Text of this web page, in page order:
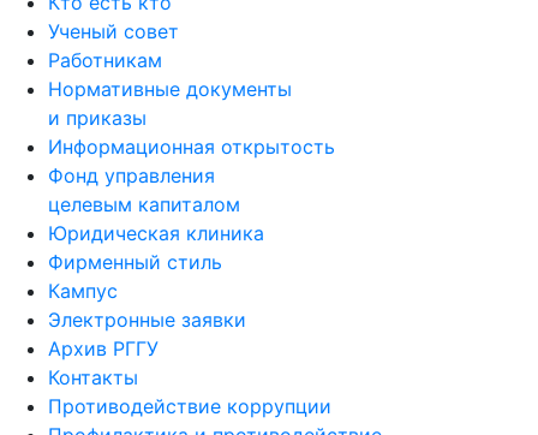
Ученый совет
Работникам
Нормативные документы
и приказы
Информационная открытость
Фонд управления
целевым капиталом
Юридическая клиника
Фирменный стиль
Кампус
Электронные заявки
Архив РГГУ
Контакты
Противодействие коррупции